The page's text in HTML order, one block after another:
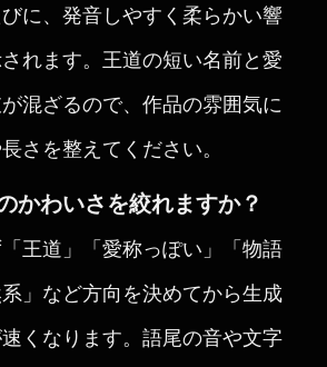
に、発音しやすく柔らかい響
れます。王道の短い名前と愛
混ざるので、作品の雰囲気に
さを整えてください。
かわいさを絞れますか？
王道」「愛称っぽい」「物語
」など方向を決めてから生成
くなります。語尾の音や文字